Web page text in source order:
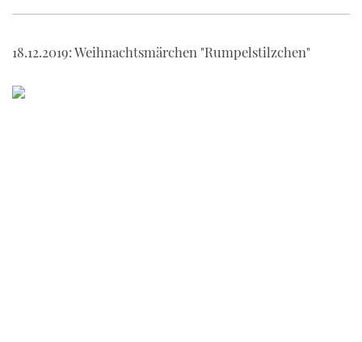
18.12.2019: Weihnachtsmärchen "Rumpelstilzchen"